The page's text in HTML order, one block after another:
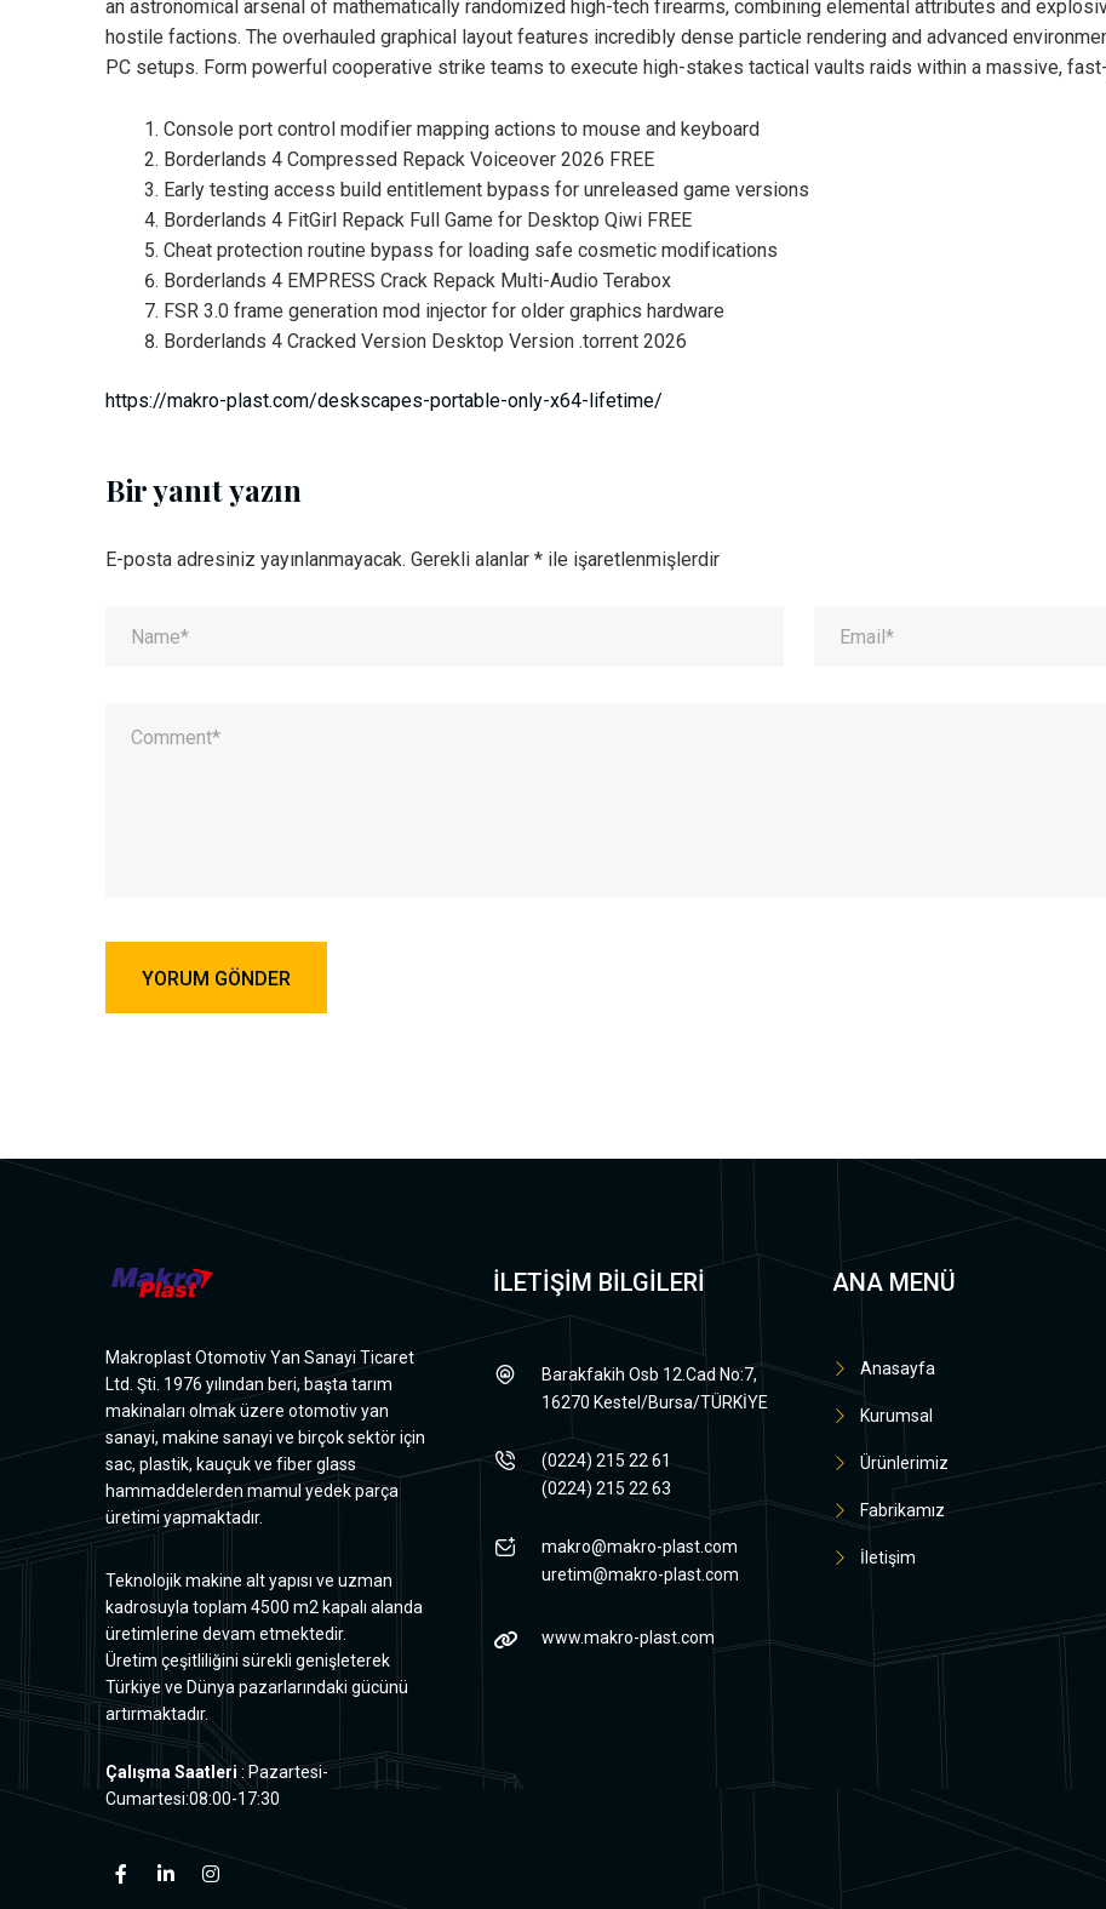
an astronomical arsenal of mathematically randomized high-tech firearms, combining elemental attributes and
hostile factions. The overhauled graphical layout features incredibly dense particle rendering and advanced
PC setups. Form powerful cooperative strike teams to execute high-stakes tactical vaults raids within a massive,
Console port control modifier mapping actions to mouse and keyboard
Borderlands 4 Compressed Repack Voiceover 2026 FREE
Early testing access build entitlement bypass for unreleased game versions
Borderlands 4 FitGirl Repack Full Game for Desktop Qiwi FREE
Cheat protection routine bypass for loading safe cosmetic modifications
Borderlands 4 EMPRESS Crack Repack Multi-Audio Terabox
FSR 3.0 frame generation mod injector for older graphics hardware
Borderlands 4 Cracked Version Desktop Version .torrent 2026
https://makro-plast.com/deskscapes-portable-only-x64-lifetime/
Bir yanıt yazın
E-posta adresiniz yayınlanmayacak. Gerekli alanlar * ile işaretlenmişlerdir
Makroplast Otomotiv Yan Sanayi Ticaret
Ltd. Şti. 1976 yılından beri, başta tarım
makinaları olmak üzere otomotiv yan
sanayi, makine sanayi ve birçok sektör için
sac, plastik, kauçuk ve fiber glass
hammaddelerden mamul yedek parça
üretimi yapmaktadır.
Teknolojik makine alt yapısı ve uzman
kadrosuyla toplam 4500 m2 kapalı alanda
üretimlerine devam etmektedir.
Üretim çeşitliliğini sürekli genişleterek
Türkiye ve Dünya pazarlarındaki gücünü
artırmaktadır.
Çalışma Saatleri: Pazartesi-
Cumartesi:08:00-17:30
İLETİŞİM BİLGİLERİ
Barakfakih Osb 12.Cad No:7,
16270 Kestel/Bursa/TÜRKİYE
(0224) 215 22 61
(0224) 215 22 63
makro@makro-plast.com
uretim@makro-plast.com
www.makro-plast.com
ANA MENÜ
Anasayfa
Kurumsal
Ürünlerimiz
Fabrikamız
İletişim